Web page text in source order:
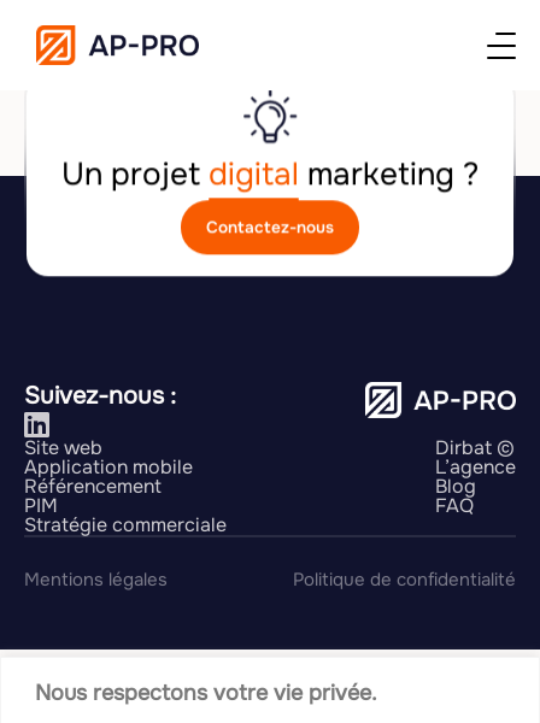
Nous respectons votre vie privée.
Un projet digital marketing ?
Contactez-nous
Suivez-nous :
Site web
Application mobile
Référencement
PIM
Stratégie commerciale
Dirbat ©
L’agence
Blog
FAQ
Mentions légales Politique de confidentialité